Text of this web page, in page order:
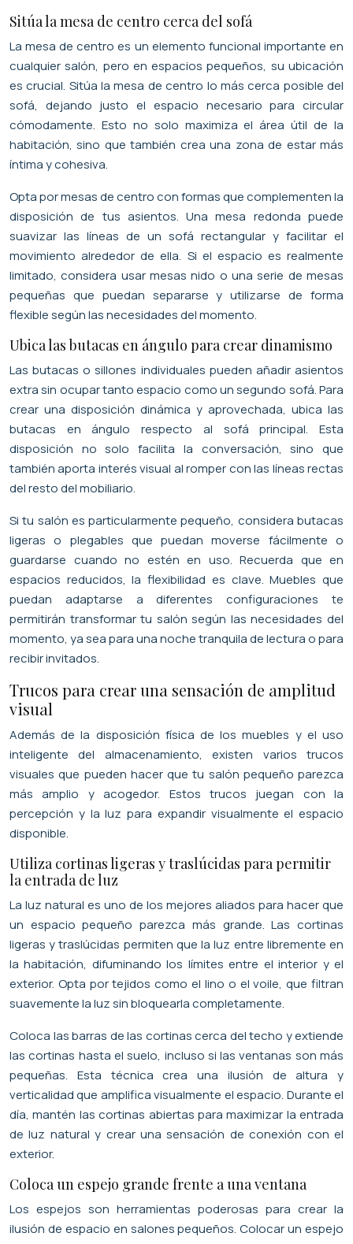
Sitúa la mesa de centro cerca del sofá
La mesa de centro es un elemento funcional importante en
cualquier salón, pero en espacios pequeños, su ubicación
es crucial. Sitúa la mesa de centro lo más cerca posible del
sofá, dejando justo el espacio necesario para circular
cómodamente. Esto no solo maximiza el área útil de la
habitación, sino que también crea una zona de estar más
íntima y cohesiva.
Opta por mesas de centro con formas que complementen la
disposición de tus asientos. Una mesa redonda puede
suavizar las líneas de un sofá rectangular y facilitar el
movimiento alrededor de ella. Si el espacio es realmente
limitado, considera usar mesas nido o una serie de mesas
pequeñas que puedan separarse y utilizarse de forma
flexible según las necesidades del momento.
Ubica las butacas en ángulo para crear dinamismo
Las butacas o sillones individuales pueden añadir asientos
extra sin ocupar tanto espacio como un segundo sofá. Para
crear una disposición dinámica y aprovechada, ubica las
butacas en ángulo respecto al sofá principal. Esta
disposición no solo facilita la conversación, sino que
también aporta interés visual al romper con las líneas rectas
del resto del mobiliario.
Si tu salón es particularmente pequeño, considera butacas
ligeras o plegables que puedan moverse fácilmente o
guardarse cuando no estén en uso. Recuerda que en
espacios reducidos, la flexibilidad es clave. Muebles que
puedan adaptarse a diferentes configuraciones te
permitirán transformar tu salón según las necesidades del
momento, ya sea para una noche tranquila de lectura o para
recibir invitados.
Trucos para crear una sensación de amplitud
visual
Además de la disposición física de los muebles y el uso
inteligente del almacenamiento, existen varios trucos
visuales que pueden hacer que tu salón pequeño parezca
más amplio y acogedor. Estos trucos juegan con la
percepción y la luz para expandir visualmente el espacio
disponible.
Utiliza cortinas ligeras y traslúcidas para permitir
la entrada de luz
La luz natural es uno de los mejores aliados para hacer que
un espacio pequeño parezca más grande. Las cortinas
ligeras y traslúcidas permiten que la luz entre libremente en
la habitación, difuminando los límites entre el interior y el
exterior. Opta por tejidos como el lino o el voile, que filtran
suavemente la luz sin bloquearla completamente.
Coloca las barras de las cortinas cerca del techo y extiende
las cortinas hasta el suelo, incluso si las ventanas son más
pequeñas. Esta técnica crea una ilusión de altura y
verticalidad que amplifica visualmente el espacio. Durante el
día, mantén las cortinas abiertas para maximizar la entrada
de luz natural y crear una sensación de conexión con el
exterior.
Coloca un espejo grande frente a una ventana
Los espejos son herramientas poderosas para crear la
ilusión de espacio en salones pequeños. Colocar un espejo